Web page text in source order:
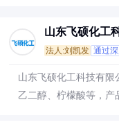
山东飞硕化工
法人:刘凯发 通过
山东飞硕化工科技有限
乙二醇、柠檬酸等，产